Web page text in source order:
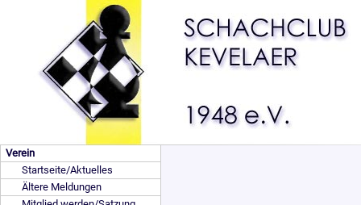
Verein
Startseite/Aktuelles
Ältere Meldungen